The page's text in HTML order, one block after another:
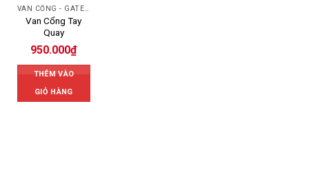
VAN CỔNG - GATE VALVE
Van Cổng Tay
Quay
950.000₫
THÊM VÀO
GIỎ HÀNG